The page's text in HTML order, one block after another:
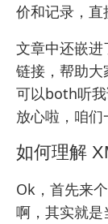
价和记录，直
文章中还嵌进
链接，帮助
可以both听我
放心啦，咱们
如何理解
Ok，首先来
啊，其实就